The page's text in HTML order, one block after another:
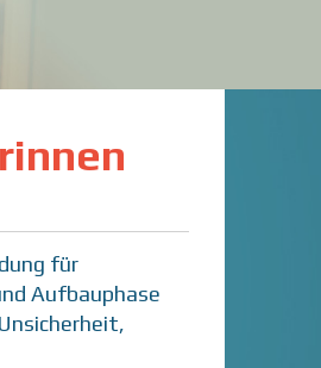
für
Aufbauphase